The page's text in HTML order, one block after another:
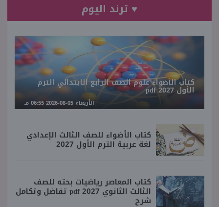
♥ ترند اليوم
كتاب الأضواء علوم الصف الرابع الابتدائي الترم
الأول 2027 pdf
الأربعاء 05-08-2026 06:55 مـ
كتاب الأضواء للصف الثالث الإعدادي
لغة عربية الترم الأول 2027
كتاب المعاصر رياضيات بحته للصف
الثالث الثانوي 2027 pdf تفاضل وتكامل
شرح